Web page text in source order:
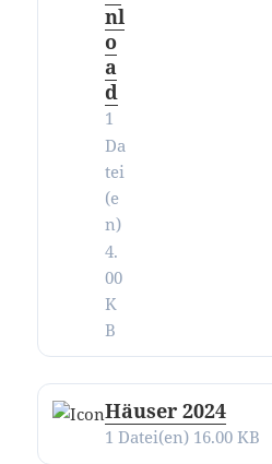
nl
o
a
d
1
Da
tei
(e
n)
4.
00
K
B
Häuser 2024
1 Datei(en) 16.00 KB